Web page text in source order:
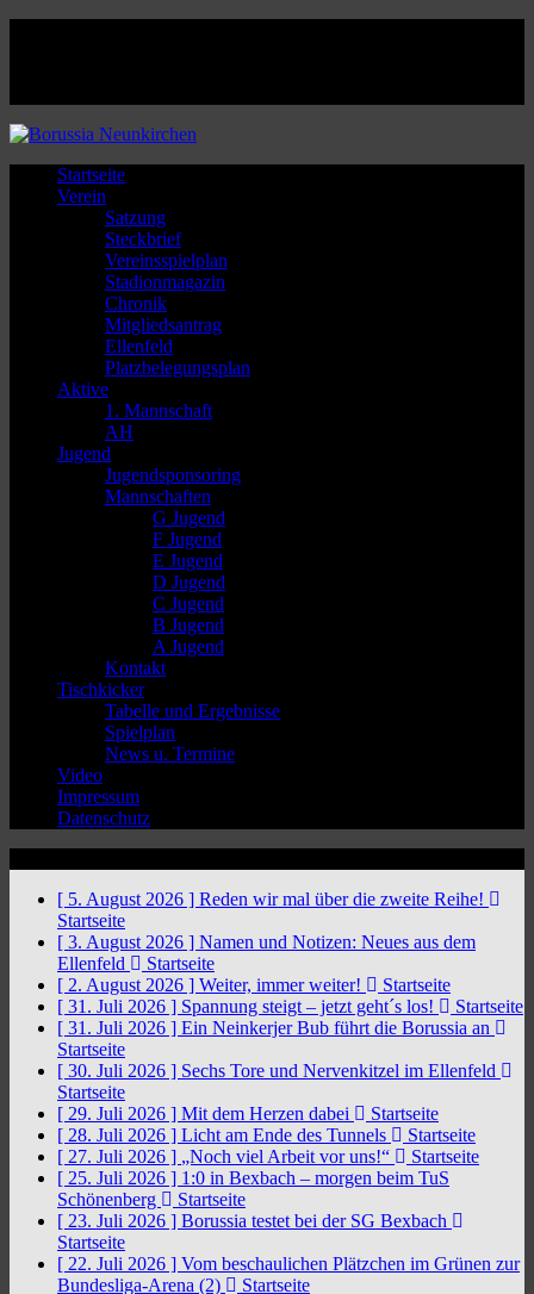
Startseite
Verein
Satzung
Steckbrief
Vereinsspielplan
Stadionmagazin
Chronik
Mitgliedsantrag
Ellenfeld
Platzbelegungsplan
Aktive
1. Mannschaft
AH
Jugend
Jugendsponsoring
Mannschaften
G Jugend
F Jugend
E Jugend
D Jugend
C Jugend
B Jugend
A Jugend
Kontakt
Tischkicker
Tabelle und Ergebnisse
Spielplan
News u. Termine
Video
Impressum
Datenschutz
[ 5. August 2026 ] Reden wir mal über die zweite Reihe!
Startseite
[ 3. August 2026 ] Namen und Notizen: Neues aus dem
Ellenfeld
Startseite
[ 2. August 2026 ] Weiter, immer weiter!
Startseite
[ 31. Juli 2026 ] Spannung steigt – jetzt geht´s los!
Startseite
[ 31. Juli 2026 ] Ein Neinkerjer Bub führt die Borussia an
Startseite
[ 30. Juli 2026 ] Sechs Tore und Nervenkitzel im Ellenfeld
Startseite
[ 29. Juli 2026 ] Mit dem Herzen dabei
Startseite
[ 28. Juli 2026 ] Licht am Ende des Tunnels
Startseite
[ 27. Juli 2026 ] „Noch viel Arbeit vor uns!“
Startseite
[ 25. Juli 2026 ] 1:0 in Bexbach – morgen beim TuS
Schönenberg
Startseite
[ 23. Juli 2026 ] Borussia testet bei der SG Bexbach
Startseite
[ 22. Juli 2026 ] Vom beschaulichen Plätzchen im Grünen zur
Bundesliga-Arena (2)
Startseite